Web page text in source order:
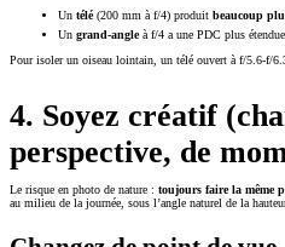
Un télé(200 mm à f/4) produit beaucoup
Un grand-angleà f/4 a une PDC plus
Pour isoler un oiseau lointain, un télé ouvert à f/5.6-f/
4. Soyez créatif
perspective, de
Le risque en photo de nature : toujours faire la même
au milieu de la journée, sous l’angle naturel de la